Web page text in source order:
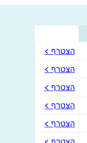
הצטרף >
הצטרף >
הצטרף >
הצטרף >
הצטרף >